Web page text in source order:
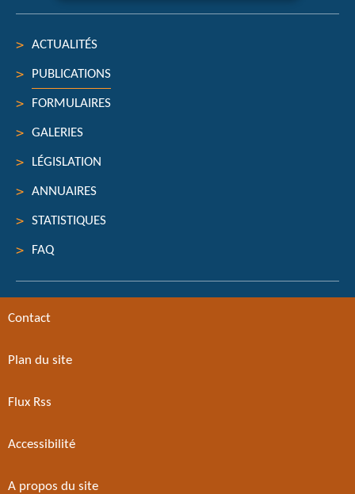
ACTUALITÉS
PUBLICATIONS
FORMULAIRES
GALERIES
LÉGISLATION
ANNUAIRES
STATISTIQUES
FAQ
Contact
Plan du site
Flux Rss
Accessibilité
A propos du site